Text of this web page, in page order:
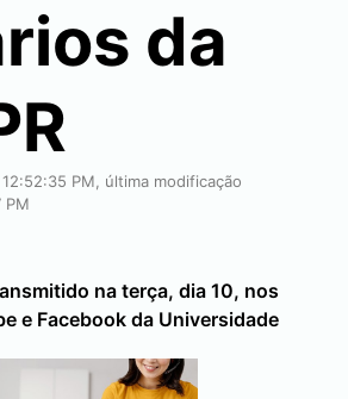
da
PM, última modificação
PM
na terça, dia 10, nos
e Facebook da Universidade